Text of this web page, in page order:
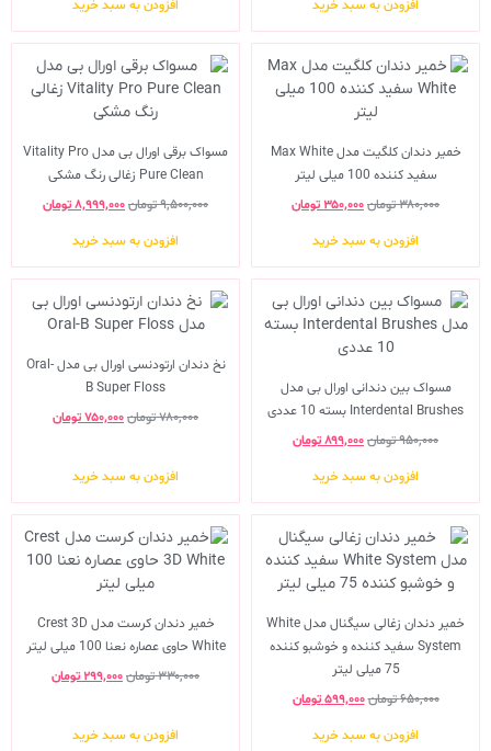
افزودن به سبد خرید افزودن به سبد خرید
خمیر دندان کلگیت مدل Max White
سفید کننده 100 میلی لیتر
۳۸۰,۰۰۰تومان۳۵۰,۰۰۰تومان
افزودن به سبد خرید
مسواک برقی اورال بی مدل Vitality Pro
Pure Clean زغالی رنگ مشکی
۹,۵۰۰,۰۰۰تومان۸,۹۹۹,۰۰۰تومان
افزودن به سبد خرید
مسواک بین دندانی اورال بی مدل
Interdental Brushes بسته 10 عددی
۹۵۰,۰۰۰تومان۸۹۹,۰۰۰تومان
افزودن به سبد خرید
نخ دندان ارتودنسی اورال بی مدل Oral-
B Super Floss
۷۸۰,۰۰۰تومان۷۵۰,۰۰۰تومان
افزودن به سبد خرید
خمیر دندان زغالی سیگنال مدل White
System سفید کننده و خوشبو کننده
75 میلی لیتر
۶۵۰,۰۰۰تومان۵۹۹,۰۰۰ تومان
افزودن به سبد خرید
خمیر دندان کرست مدل Crest 3D
White حاوی عصاره نعنا 100 میلی لیتر
۳۳۰,۰۰۰تومان۲۹۹,۰۰۰تومان
افزودن به سبد خرید